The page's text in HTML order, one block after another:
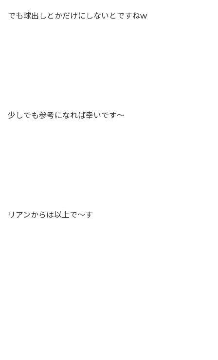
でも球出しとかだけにしないとですねw
少しでも参考になれば幸いです〜
リアンからは以上で〜す